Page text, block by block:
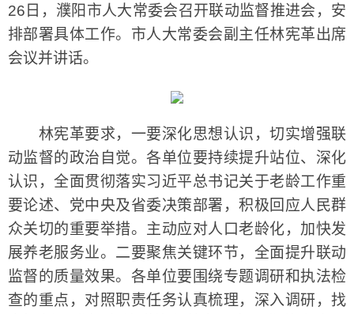
26日，濮阳市人大常委会召开联动监督推进会，安
排部署具体工作。市人大常委会副主任林宪革出席
会议并讲话。
林宪革要求，一要深化思想认识，切实增强联
动监督的政治自觉。各单位要持续提升站位、深化
认识，全面贯彻落实习近平总书记关于老龄工作重
要论述、党中央及省委决策部署，积极回应人民群
众关切的重要举措。主动应对人口老龄化，加快发
展养老服务业。二要聚焦关键环节，全面提升联动
监督的质量效果。各单位要围绕专题调研和执法检
查的重点，对照职责任务认真梳理，深入调研，找